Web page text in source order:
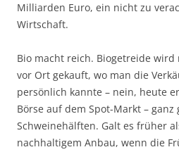
Milliarden Euro, ein nicht zu
Wirtschaft.
Bio macht reich. Biogetreide
vor Ort gekauft, wo man die
persönlich kannte – nein, heute
Börse auf dem Spot-Markt –
Schweinehälften. Galt es früher
nachhaltigem Anbau, wenn die